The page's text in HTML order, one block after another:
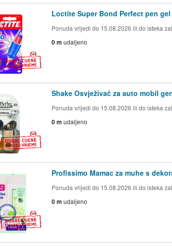
Loctite Super Bond Perfect pen
Ponuda vrijedi do 15.08.2026 ili do isteka
0 m udaljeno
Shake Osvježivač za auto mobil
Ponuda vrijedi do 15.08.2026 ili do isteka
0 m udaljeno
Profissimo Mamac za muhe s
Ponuda vrijedi do 15.08.2026 ili do isteka
0 m udaljeno